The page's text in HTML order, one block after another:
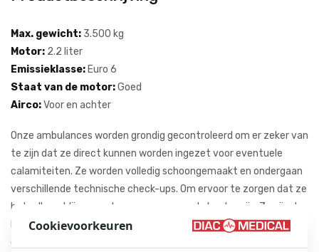
Max. gewicht: 3.500 kg
Motor: 2.2 liter
Emissieklasse:Euro 6
Staat van de motor:Goed
Airco:Voor en achter
Onze ambulances worden grondig gecontroleerd om er zeker van
te zijn dat ze direct kunnen worden ingezet voor eventuele
calamiteiten. Ze worden volledig schoongemaakt en ondergaan
verschillende technische check-ups. Om ervoor te zorgen dat ze
betaalbaar blijven, verkopen we ze voor de beste prijs. Ze zijn de
beste optie voor noodtransport. U kunt ook een kijkje nemen bij
een van onze
Cookievoorkeuren